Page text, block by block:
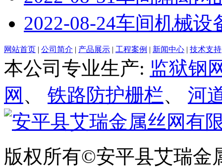
2022-08-24车间机械设
网站首页 | 公司简介 | 产品展示 | 工程案例 | 新闻中心 | 技术支持
本公司专业生产: 监狱钢
网 、 铁路防护栅栏、 河
版权所有©安平县艾瑞金